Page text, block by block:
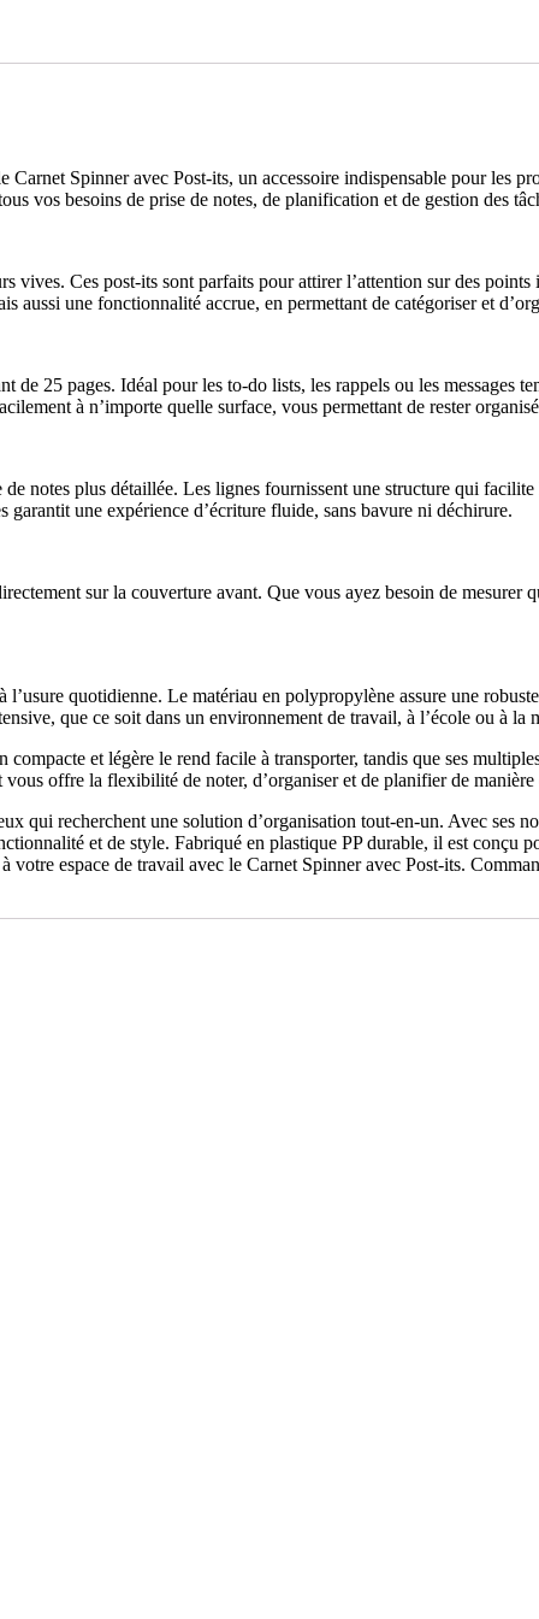
Spinner avec Post-its, un accessoire indispensable pour les
vos besoins de prise de notes, de planification et de gestion des
Ces post-its sont parfaits pour attirer l’attention sur des points
aussi une fonctionnalité accrue, en permettant de catégoriser et
25 pages. Idéal pour les to-do lists, les rappels ou les messages
à n’importe quelle surface, vous permettant de rester
notes plus détaillée. Les lignes fournissent une structure qui
une expérience d’écriture fluide, sans bavure ni déchirure.
sur la couverture avant. Que vous ayez besoin de mesurer
quotidienne. Le matériau en polypropylène assure une
que ce soit dans un environnement de travail, à l’école ou à la
et légère le rend facile à transporter, tandis que ses
offre la flexibilité de noter, d’organiser et de planifier de manière
qui recherchent une solution d’organisation tout-en-un. Avec ses
et de style. Fabriqué en plastique PP durable, il est conçu
votre espace de travail avec le Carnet Spinner avec Post-its.